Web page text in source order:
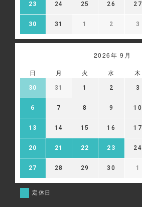
23 24 25 26 27
30 31 1 2 3
2026年 9月
日 月 火 水 木
30 31 1 2 3
6 7 8 9 10
13 14 15 16 17
20 21 22 23 24
27 28 29 30 1
定休日